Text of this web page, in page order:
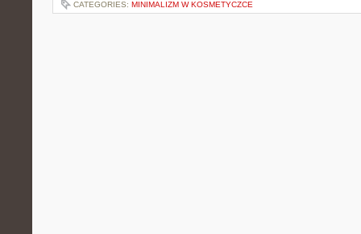
CATEGORIES: MINIMALIZM W KOSMETYCZCE